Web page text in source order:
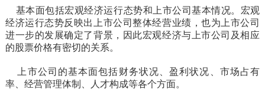
基本面包括宏观经济运行态势和上市公司基本情况。宏观
经济运行态势反映出上市公司整体经营业绩，也为上市公司
进一步的发展确定了背景，因此宏观经济与上市公司及相应
的股票价格有密切的关系。
上市公司的基本面包括财务状况、盈利状况、市场占有
率、经营管理体制、人才构成等各个方面。